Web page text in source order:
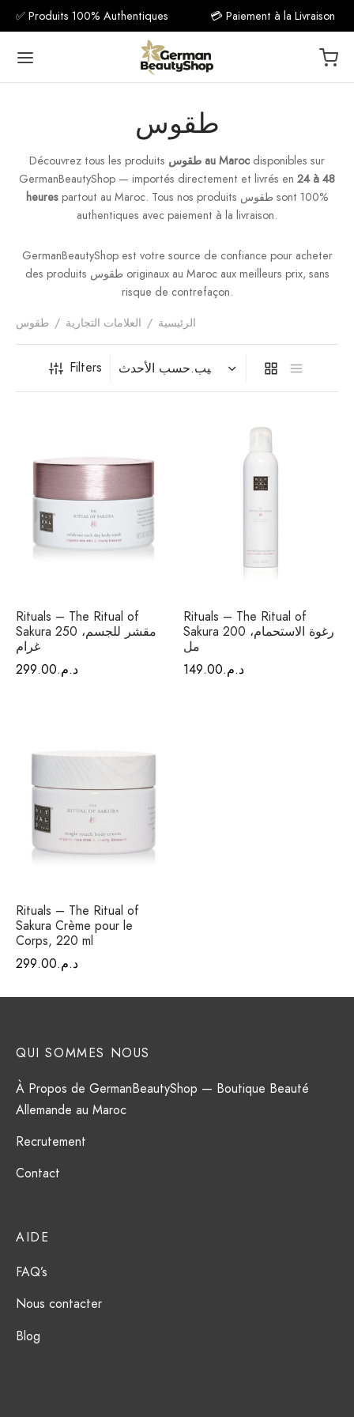
✅ Produits 100% Authentiques 💳 Paiement à la Livraison
طقوس
Découvrez tous les produits طقوس au Maroc disponibles sur
GermanBeautyShop — importés directement et livrés en 24 à 48
heurespartout au Maroc. Tous nos produits طقوس sont 100%
authentiques avec paiement à la livraison.
GermanBeautyShop est votre source de confiance pour acheter
des produits طقوس originaux au Maroc aux meilleurs prix, sans
risque de contrefaçon.
الرئيسية / العلامات التجارية / طقوس
Filters
Rituals – The Ritual of
Sakura مقشر للجسم، 250
غرام
د.م.299.00
Rituals – The Ritual of
Sakura رغوة الاستحمام، 200
مل
د.م.149.00
Rituals – The Ritual of
Sakura Crème pour le
Corps, 220 ml
د.م.299.00
AIDE
FAQ’s
Nous contacter
Blog
QUI SOMMES NOUS
À Propos de GermanBeautyShop — Boutique Beauté
Allemande au Maroc
Recrutement
Contact
Back
مكمل
فيتامين C
فيتامينات